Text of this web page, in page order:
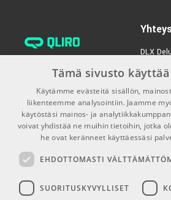
DLX
Puh:
13-17)
Puh:
00580
Y-
Tämä sivusto
Käytämme evästeitä sisällön,
liikenteemme analysointiin. Jaamme
käytöstäsi mainos- ja
voivat yhdistää ne muihin tietoihin, jotka
he ovat keränneet käyttäessäsi
EHDOTTOMASTI
SUORITUSKYVYLLISET